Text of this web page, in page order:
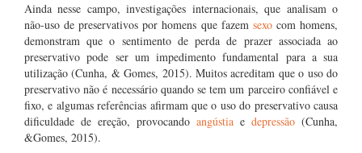
Ainda nesse campo, investigações internacionais, que analisam o
não-uso de preservativos por homens que fazem sexocom homens,
demonstram que o sentimento de perda de prazer associada ao
preservativo pode ser um impedimento fundamental para a sua
utilização (Cunha, & Gomes, 2015). Muitos acreditam que o uso do
preservativo não é necessário quando se tem um parceiro confiável e
fixo, e algumas referências afirmam que o uso do preservativo causa
dificuldade de ereção, provocando angústia e depressão (Cunha,
&Gomes, 2015).